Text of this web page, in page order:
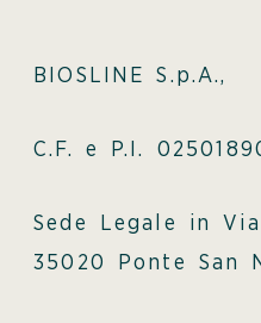
BIOSLINE S.p.A.,
C.F. e P.I.
Sede Legale in
35020 Ponte San